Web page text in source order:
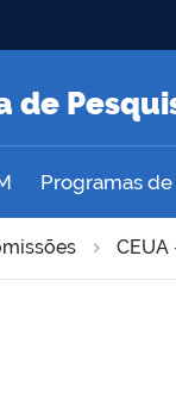
de
Programas